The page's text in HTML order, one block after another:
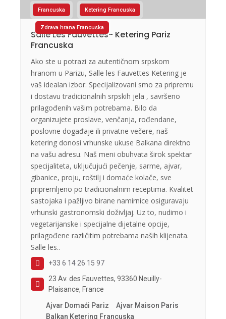
Francuska Ketering Francuska
Zdrava hrana Francuska
Salle Les Fauvettes- Ketering Pariz
Francuska
Ako ste u potrazi za autentičnom srpskom
hranom u Parizu, Salle les Fauvettes Ketering je
vaš idealan izbor. Specijalizovani smo za pripremu
i dostavu tradicionalnih srpskih jela , savršeno
prilagođenih vašim potrebama. Bilo da
organizujete proslave, venčanja, rođendane,
poslovne događaje ili privatne večere, naš
ketering donosi vrhunske ukuse Balkana direktno
na vašu adresu. Naš meni obuhvata širok spektar
specijaliteta, uključujući pečenje, sarme, ajvar,
gibanice, proju, roštilj i domaće kolače, sve
pripremljeno po tradicionalnim receptima. Kvalitet
sastojaka i pažljivo birane namirnice osiguravaju
vrhunski gastronomski doživljaj. Uz to, nudimo i
vegetarijanske i specijalne dijetalne opcije,
prilagođene različitim potrebama naših klijenata.
Salle les..
+33 6 14 26 15 97
23 Av. des Fauvettes, 93360 Neuilly-
Plaisance, France
Ajvar Domaći Pariz
Ajvar Maison Paris
Balkan Ketering Francuska